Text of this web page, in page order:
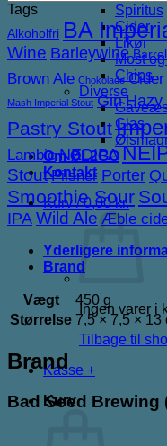
Spiritus
Cider
Likør
Most
Chips
Diverse
Glas
Om ØL2GO
Kontakt
Kurv /0,00kr.
Ingen varer i
Tilbage til
Kasse +
Kurv
Tags
Alkoholfri BA
Wine Barleywine
Brown Ale Chokolade Cider
Mash Imperial Stout GinHazy
Pastry Stout
Lambic NEDIPA
Stout Pilsner Porter
Smoothie Sour
IPAWild Ale Æble
Yderligere
Brand
Vægt
450 g
Størrelse 7,5 × 7,5 × 13
Brand
Bad Seed Brewing